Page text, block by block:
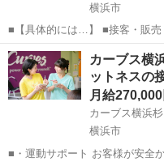
横浜市
■【具体的には…】 ■接客・販売 …お客様と会話を楽しみながら チ
ョコレートをおすすめしていただきます。 「自分へ
切な人へのプレゼントに」 お
しさがあります。 ...
神奈川 横浜市 飲食
カーブス横
ットネスの
月給270,000
カーブス横浜杉
横浜市
■・運動サポート お客様が安全